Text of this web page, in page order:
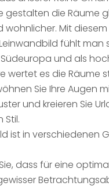
gestalten die Räume
wohnlicher. Mit diesem
fühlt man
und als
wertet es die Räume
Sie Ihre Augen
und kreieren Sie
Stil.
ist in verschiedenen
dass für eine